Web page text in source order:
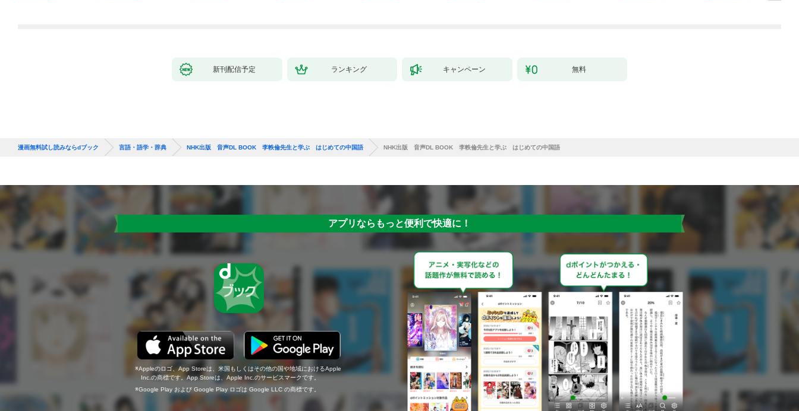
新刊配信予定 ランキング キャンペーン 無料
漫画無料試し読みならdブック 言語・語学・辞典 NHK出版 音声DL BOOK 李軼倫先生と学ぶ はじめての中国語 NHK出版 音声DL BOOK 李軼倫先生と学ぶ はじめての中国語
アプリならもっと便利で快適に！
Appleのロゴ、App Storeは、米国もしくはその他の国や地域におけるApple
Inc.の商標です。App Storeは、Apple Inc.のサービスマークです。
Google Play および Google Play ロゴは Google LLC の商標です。